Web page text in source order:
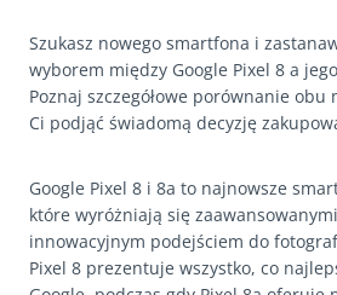
Szukasz nowego smartfona i
wyborem między Google Pixel 8 a
Poznaj szczegółowe porównanie
Ci podjąć świadomą decyzję
Google Pixel 8 i 8a to najnowsze
które wyróżniają się
innowacyjnym podejściem do
Pixel 8 prezentuje wszystko, co